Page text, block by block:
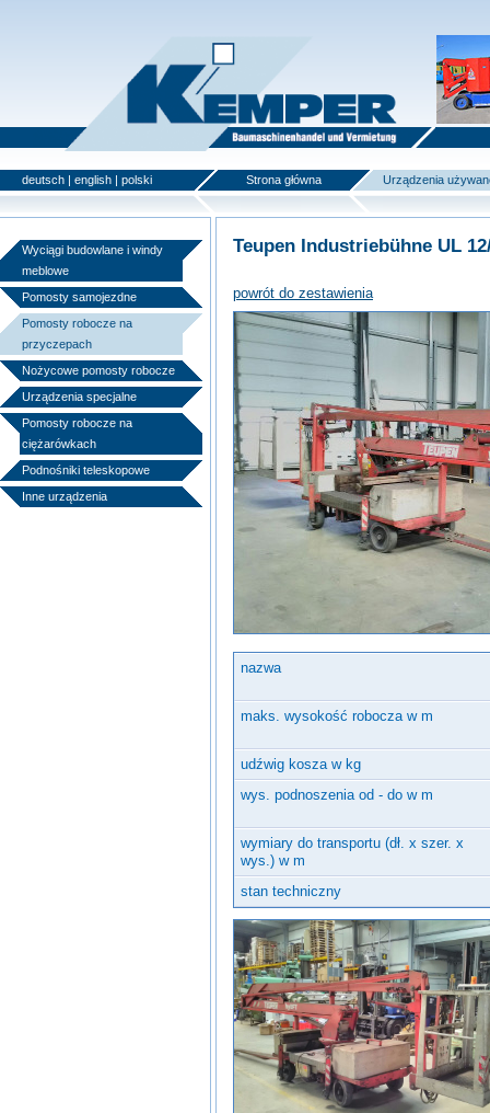
deutsch | english | polski Strona główna Urządzenia
Wyciągi budowlane i windy
meblowe
Pomosty samojezdne
Pomosty robocze na
przyczepach
Nożycowe pomosty robocze
Urządzenia specjalne
Pomosty robocze na
ciężarówkach
Podnośniki teleskopowe
Inne urządzenia
Teupen Industriebühne UL
powrót do zestawienia
nazwa
maks. wysokość robocza w m
udźwig kosza w kg
wys. podnoszenia od - do w m
wymiary do transportu (dł. x szer. x
wys.) w m
stan techniczny